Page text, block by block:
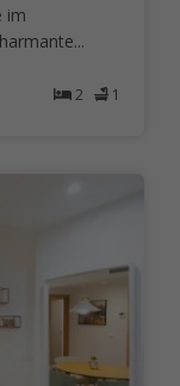
im
2 1